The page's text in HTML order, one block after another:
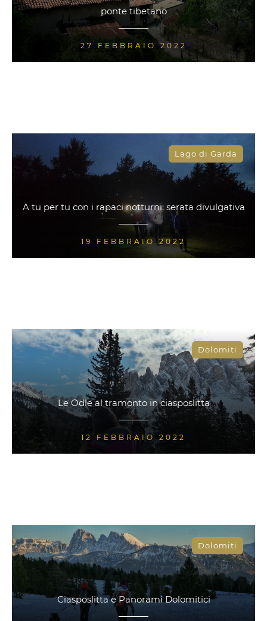
ponte tibetano
27 FEBBRAIO 2022
Lago di Garda
A tu per tu con i rapaci notturni: serata divulgativa
19 FEBBRAIO 2022
Dolomiti
Le Odle al tramonto in ciasposlitta
12 FEBBRAIO 2022
Dolomiti
Ciasposlitta e Panorami Dolomitici